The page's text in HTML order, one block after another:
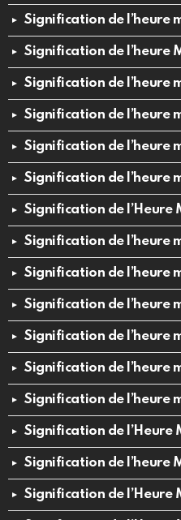
Signification de l’heure
Signification de l’heure
Signification de l’heure
Signification de l’heure
Signification de l’heure
Signification de l’heure
Signification de l’Heure
Signification de l’heure
Signification de l’heure
Signification de l’heure
Signification de l’heure
Signification de l’heure
Signification de l’heure
Signification de l’Heure
Signification de l’heure
Signification de l’Heure